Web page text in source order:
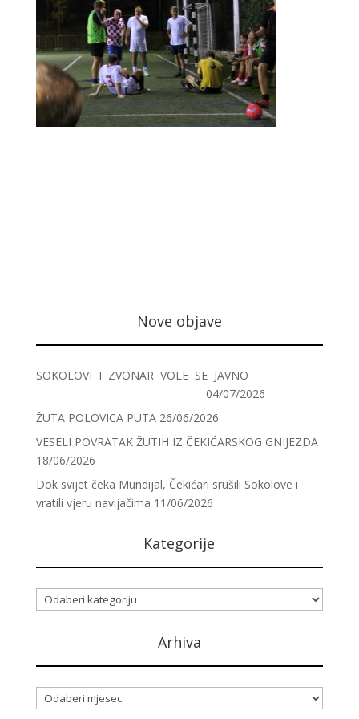
Nove objave
SOKOLOVI I ZVONAR VOLE SE JAVNO
04/07/2026
ŽUTA POLOVICA PUTA 26/06/2026
VESELI POVRATAK ŽUTIH IZ ČEKIĆARSKOG GNIJEZDA
18/06/2026
Dok svijet čeka Mundijal, Čekićari srušili Sokolove i
vratili vjeru navijačima 11/06/2026
Kategorije
Kategorije
Arhiva
Arhiva